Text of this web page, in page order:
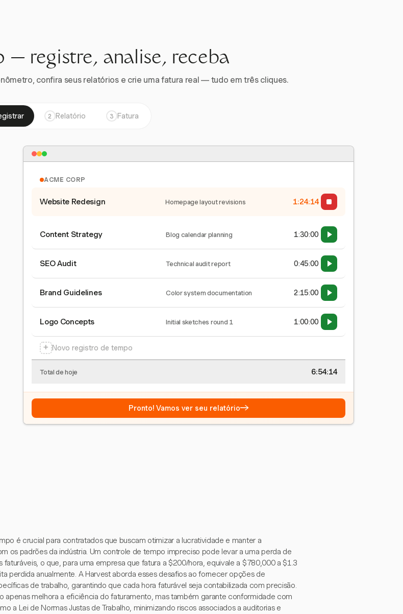
— registre, analise, receba
confira seus relatórios e crie uma fatura real — tudo em três cliques.
2 Relatório 3 Fatura
ACME CORP
Website Redesign Homepage layout revisions 1:24:15
Content Strategy Blog calendar planning 1:30:00
SEO Audit Technical audit report 0:45:00
Brand Guidelines Color system documentation 2:15:00
Logo Concepts Initial sketches round 1 1:00:00
+ Novo registro de tempo
Total de hoje 6:54:15
Pronto! Vamos ver seu relatório→
é crucial para contratados que buscam otimizar a lucratividade e manter a
os padrões da indústria. Um controle de tempo impreciso pode levar a uma perda de
faturáveis, o que, para uma empresa que fatura a $200/hora, equivale a $780,000 a $1.3
perdida anualmente. A Harvest aborda esses desafios ao fornecer opções de
de trabalho, garantindo que cada hora faturável seja contabilizada com precisão.
apenas melhora a eficiência do faturamento, mas também garante conformidade com
a Lei de Normas Justas de Trabalho, minimizando riscos associados a auditorias e